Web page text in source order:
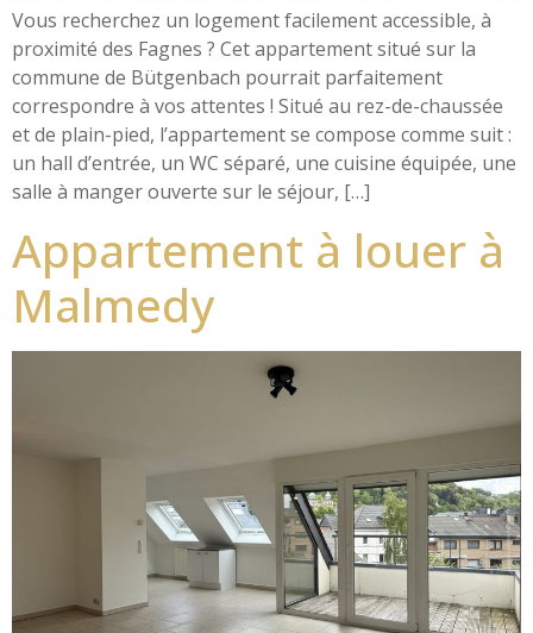
Vous recherchez un logement facilement accessible, à
proximité des Fagnes ? Cet appartement situé sur la
commune de Bütgenbach pourrait parfaitement
correspondre à vos attentes ! Situé au rez-de-chaussée
et de plain-pied, l’appartement se compose comme suit :
un hall d’entrée, un WC séparé, une cuisine équipée, une
salle à manger ouverte sur le séjour, […]
Appartement à louer à
Malmedy